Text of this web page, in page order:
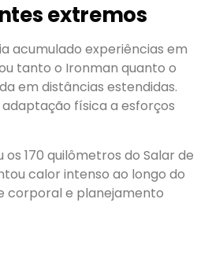
extremos
acumulado experiências em
tanto o Ironman quanto o
em distâncias estendidas.
física a esforços
170 quilômetros do Salar de
calor intenso ao longo do
corporal e planejamento